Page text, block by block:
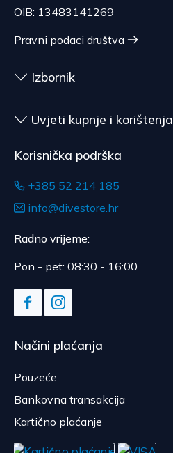
OIB: 13483141269
Pravni podaci društva
Izbornik
Uvjeti kupnje i korištenja
Korisnička podrška
+385 52 214 185
info@divestore.hr
Radno vrijeme:
Pon - pet: 08:30 - 16:00
Načini plaćanja
Pouzeće
Bankovna transakcija
Kartično plaćanje